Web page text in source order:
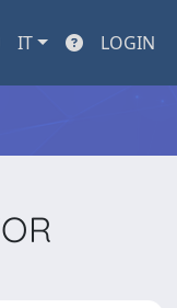
IT LOGIN